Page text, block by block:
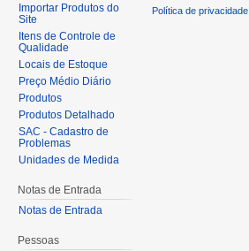
Importar Produtos do
Site
Itens de Controle de
Qualidade
Locais de Estoque
Preço Médio Diário
Produtos
Produtos Detalhado
SAC - Cadastro de
Problemas
Unidades de Medida
Notas de Entrada
Notas de Entrada
Pessoas
Política de privacidade